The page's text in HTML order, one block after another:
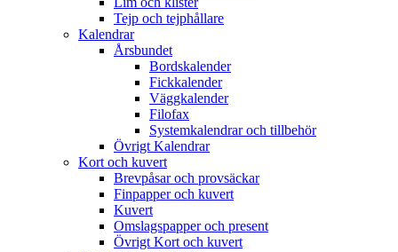
Tejp och tejphållare
Kalendrar
Årsbundet
Bordskalender
Fickkalender
Väggkalender
Filofax
Systemkalendrar och tillbehör
Övrigt Kalendrar
Kort och kuvert
Brevpåsar och provsäckar
Finpapper och kuvert
Kuvert
Omslagspapper och present
Övrigt Kort och kuvert